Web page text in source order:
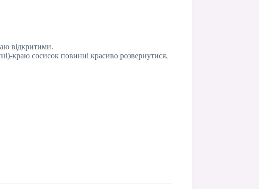
відкритими.
краю сосисок повинні красиво розвернутися,